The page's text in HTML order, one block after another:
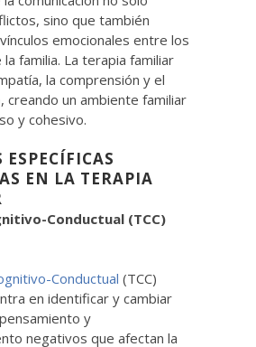
sino que también
emocionales entre los
familia. La terapia familiar
la comprensión y el
creando un ambiente familiar
y cohesivo.
ESPECÍFICAS
EN LA TERAPIA
Conductual (TCC)
Conductual (TCC)
en identificar y cambiar
y
negativos que afectan la